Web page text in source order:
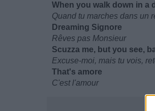
When you walk down in a
Quand tu marches dans un
Dreaming Signore
Rêves pas Monsieur
Scuzza me, but you see,
Excuse-moi, mais tu vois,
That's amore
C'est l'amour